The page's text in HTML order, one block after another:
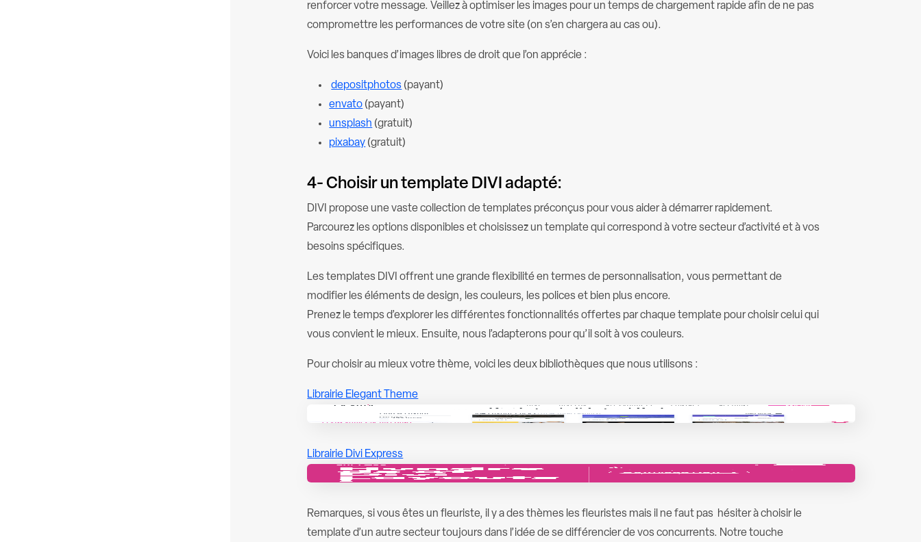
renforcer votre message. Veillez à optimiser les images pour un temps de chargement rapide afin de ne pas
compromettre les performances de votre site (on s’en chargera au cas ou).
Voici les banques d’images libres de droit que l’on apprécie :
depositphotos (payant)
envato (payant)
unsplash (gratuit)
pixabay (gratuit)
4- Choisir un template DIVI adapté:
DIVI propose une vaste collection de templates préconçus pour vous aider à démarrer rapidement.
Parcourez les options disponibles et choisissez un template qui correspond à votre secteur d’activité et à vos
besoins spécifiques.
Les templates DIVI offrent une grande flexibilité en termes de personnalisation, vous permettant de
modifier les éléments de design, les couleurs, les polices et bien plus encore.
Prenez le temps d’explorer les différentes fonctionnalités offertes par chaque template pour choisir celui qui
vous convient le mieux. Ensuite, nous l’adapterons pour qu’il soit à vos couleurs.
Pour choisir au mieux votre thème, voici les deux bibliothèques que nous utilisons :
Librairie Elegant Theme
Librairie Divi Express
Remarques, si vous êtes un fleuriste, il y a des thèmes les fleuristes mais il ne faut pas hésiter à choisir le
template d’un autre secteur toujours dans l’idée de se différencier de vos concurrents. Notre touche